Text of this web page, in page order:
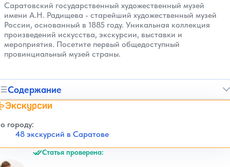
Саратовский государственный художественный музей
имени А.Н. Радищева - старейший художественный музей
России, основанный в 1885 году. Уникальная коллекция
произведений искусства, экскурсии, выставки и
мероприятия. Посетите первый общедоступный
провинциальный музей страны.
Содержание
Экскурсии
городу:
48 экскурсий в Саратове
Статья проверена: